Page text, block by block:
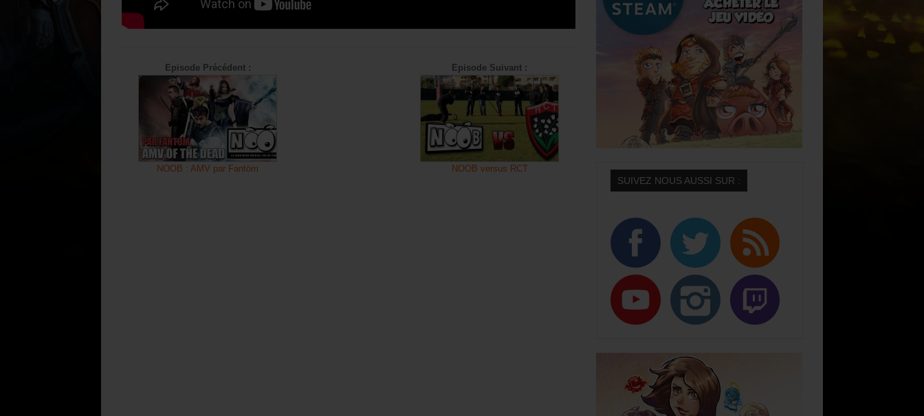
Episode Précédent :
NOOB : AMV par Fantöm
Episode Suivant :
NOOB versus RCT
SUIVEZ NOUS AUSSI SUR :